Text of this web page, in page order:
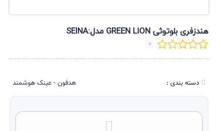
هندزفری بلوتوثی GREEN LION مدل:SEINA
0
دسته بندی : هدفون - عینک هوشمند